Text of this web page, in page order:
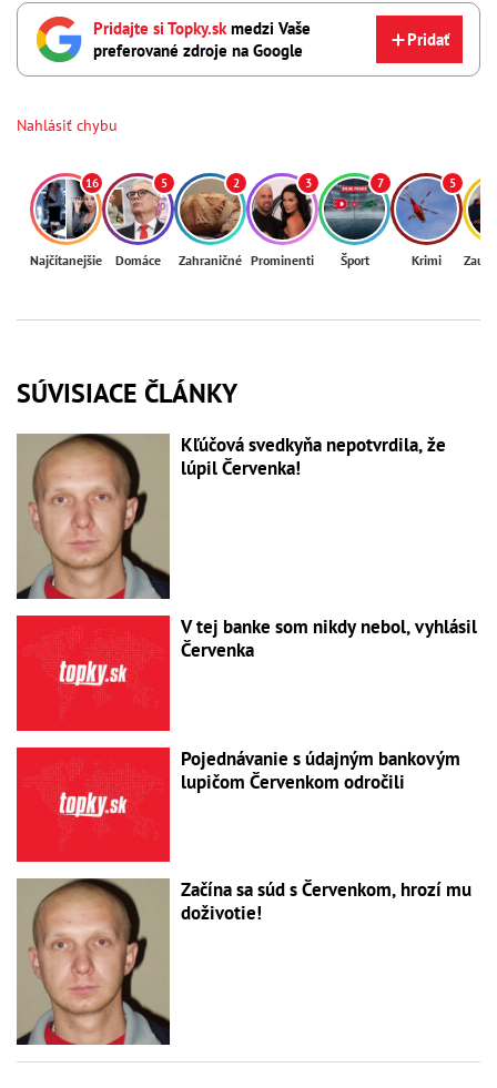
Pridajte si Topky.sk medzi Vaše
preferované zdroje na Google
Pridať
Nahlásiť chybu
16
Najčítanejšie
5
Domáce
2
Zahraničné
3
Prominenti
7
Šport
5
Krimi
SÚVISIACE ČLÁNKY
Kľúčová svedkyňa nepotvrdila, že
lúpil Červenka!
V tej banke som nikdy nebol, vyhlásil
Červenka
Pojednávanie s údajným bankovým
lupičom Červenkom odročili
Začína sa súd s Červenkom, hrozí mu
doživotie!